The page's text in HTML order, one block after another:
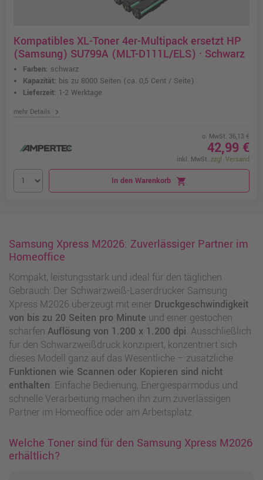
Kompatibles XL-Toner 4er-Multipack ersetzt HP
(Samsung) SU799A (MLT-D111L/ELS) · Schwarz
Farben: schwarz
Kapazität: bis zu 8000 Seiten (ca. 0,5 Cent / Seite)
Lieferzeit: 1-2 Werktage
mehr Details chevron_right
o. MwSt. 36,13 €
42,99 €
inkl. MwSt. zzgl. Versand
In den Warenkorb shopping_cart
Samsung Xpress M2026: Zuverlässiger Partner im
Homeoffice
Kompakt, leistungsstark und ideal für den täglichen
Gebrauch: Der Schwarzweiß-Laserdrucker Samsung
Xpress M2026 überzeugt mit einer Druckgeschwindigkeit
von bis zu 20 Seiten pro Minute und einer gestochen
scharfen Auflösung von 1.200 x 1.200 dpi. Ausschließlich
für den Schwarzweißdruck konzipiert, konzentriert sich
dieses Modell ganz auf das Wesentliche – zusätzliche
Funktionen wie Scannen oder Kopieren sind nicht
enthalten. Einfache Bedienung, Energiesparmodus und
schnelle Verarbeitung machen ihn zum zuverlässigen
Partner im Homeoffice oder am Arbeitsplatz.
Welche Toner sind für den Samsung Xpress M2026
erhältlich?